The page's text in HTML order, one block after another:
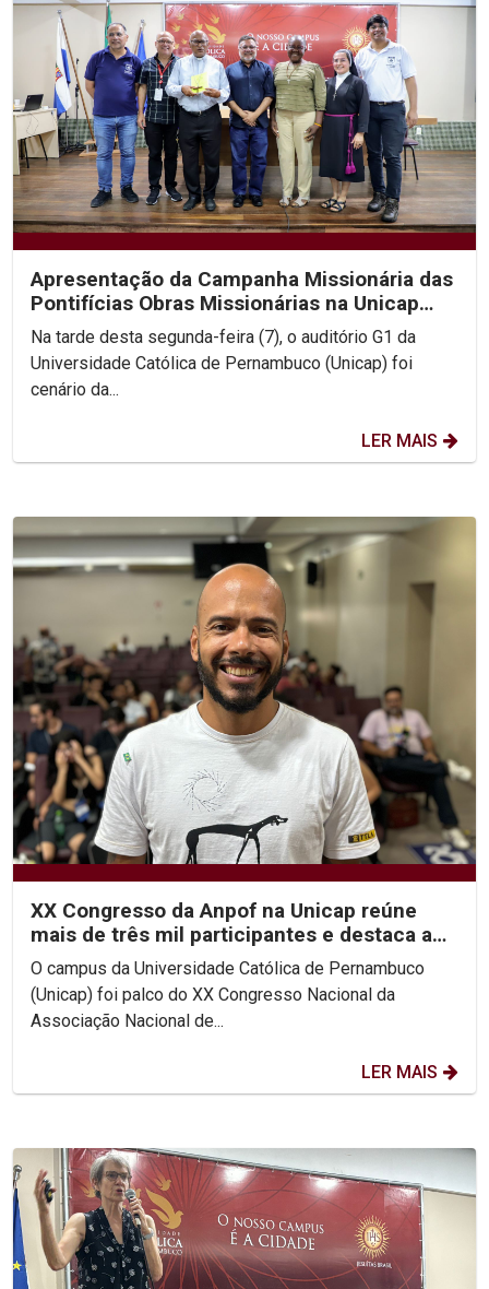
Apresentação da Campanha Missionária das
Pontifícias Obras Missionárias na Unicap
aborda...
Na tarde desta segunda-feira (7), o auditório G1 da
Universidade Católica de Pernambuco (Unicap) foi
cenário da...
LER MAIS
XX Congresso da Anpof na Unicap reúne
mais de três mil participantes e destaca a
importância da...
O campus da Universidade Católica de Pernambuco
(Unicap) foi palco do XX Congresso Nacional da
Associação Nacional de...
LER MAIS